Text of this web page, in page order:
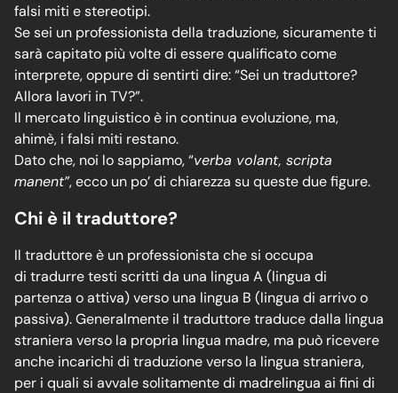
falsi miti e stereotipi.
Se sei un professionista della traduzione, sicuramente ti
sarà capitato più volte di essere qualificato come
interprete, oppure di sentirti dire: “Sei un traduttore?
Allora lavori in TV?”.
Il mercato linguistico è in continua evoluzione, ma,
ahimè, i falsi miti restano.
Dato che, noi lo sappiamo, “verba volant, scripta
manent”, ecco un po’ di chiarezza su queste due figure.
Chi è il traduttore?
Il traduttore è un professionista che si occupa
di tradurre testi scritti da una lingua A (lingua di
partenza o attiva) verso una lingua B (lingua di arrivo o
passiva). Generalmente il traduttore traduce dalla lingua
straniera verso la propria lingua madre, ma può ricevere
anche incarichi di traduzione verso la lingua straniera,
per i quali si avvale solitamente di madrelingua ai fini di